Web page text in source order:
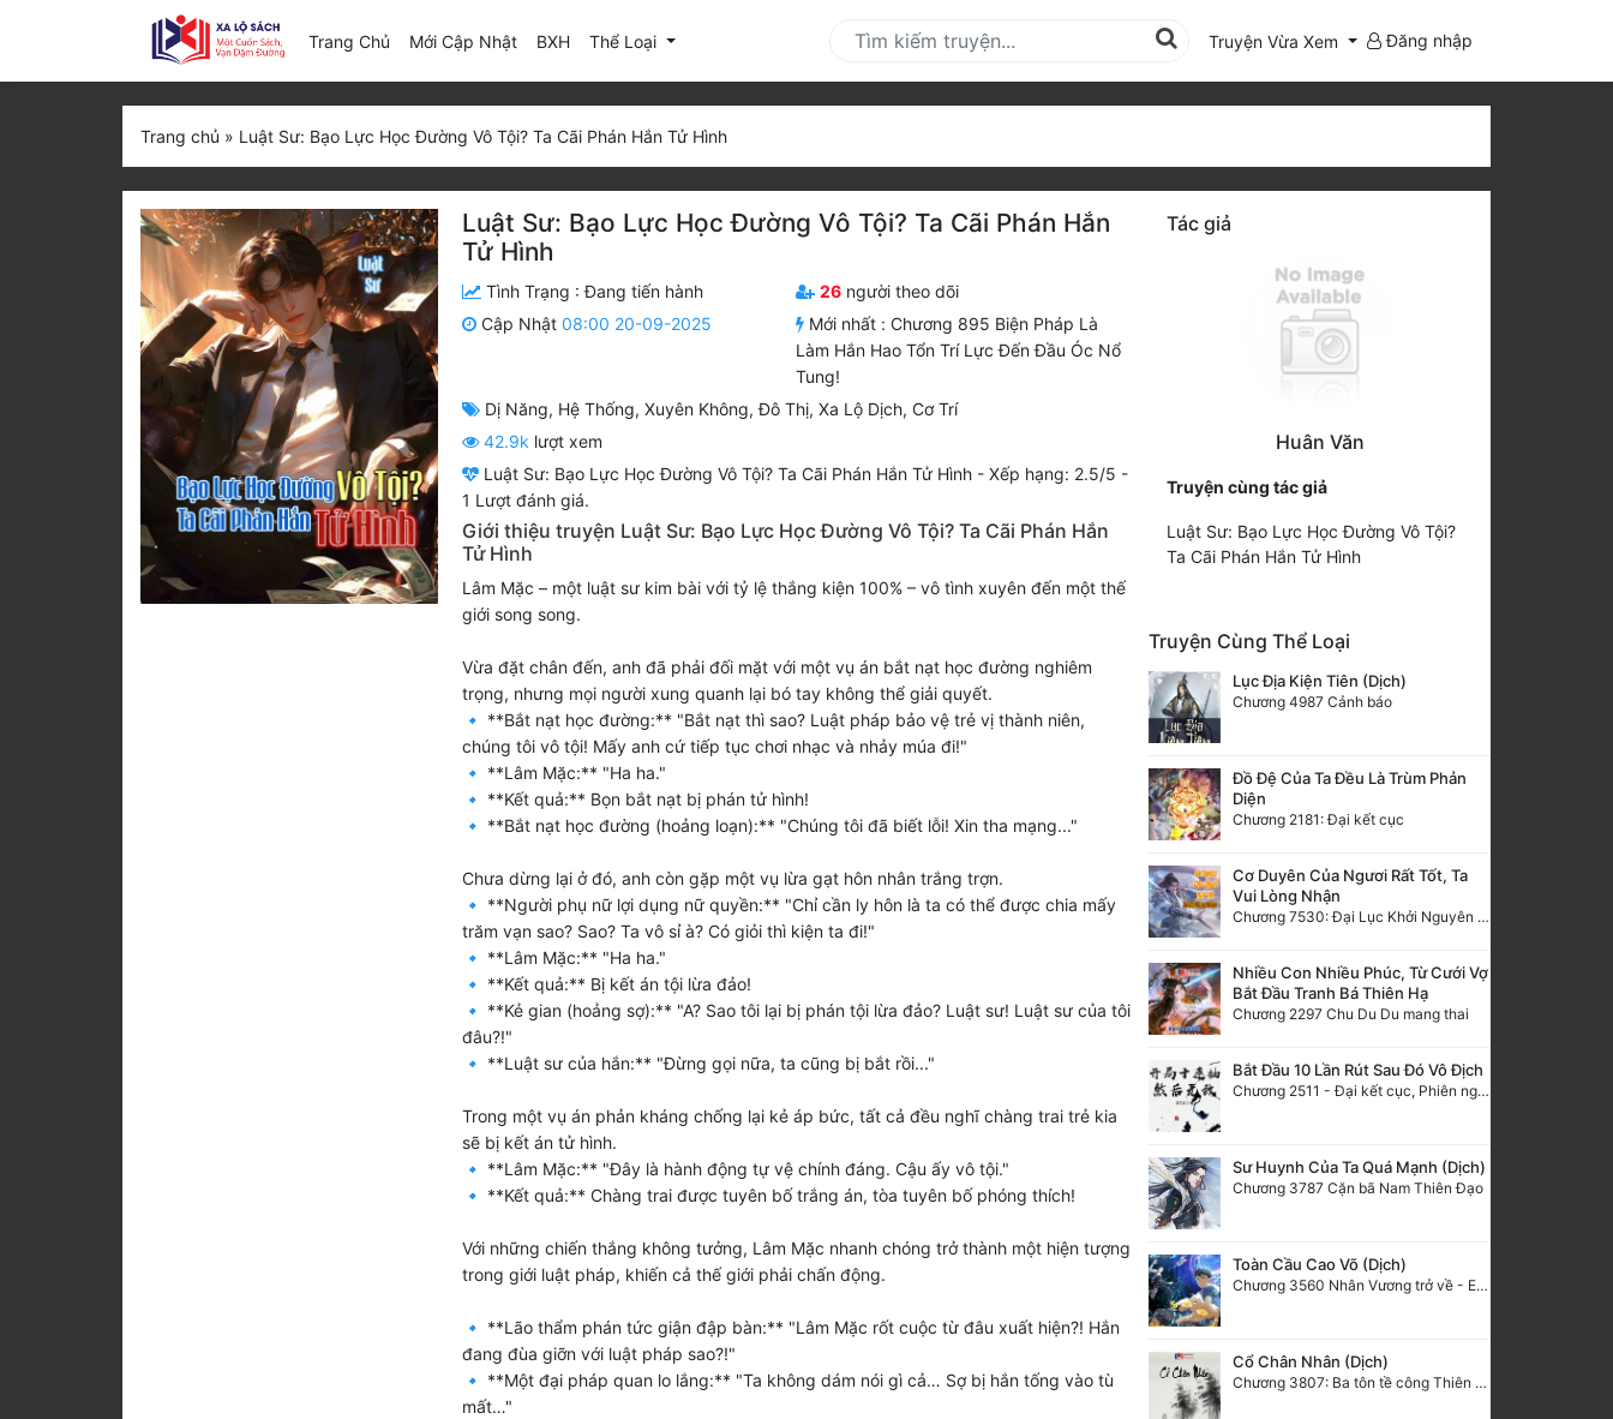
Trang Chủ Mới Cập Nhật(current)
BXH Thể Loại Truyện Vừa Xem Đăng nhập
Trang chủ » Luật Sư: Bạo Lực Học Đường Vô Tội? Ta Cãi Phán Hắn Tử Hình
Luật Sư: Bạo Lực Học Đường Vô Tội? Ta Cãi Phán Hắn
Tử Hình
Tình Trạng :Đang tiến hành 26 người theo dõi
Cập Nhật 08:00 20-09-2025 Mới nhất :Chương 895 Biện Pháp Là
Làm Hắn Hao Tổn Trí Lực Đến Đầu Óc Nổ
Tung!
Dị Năng, Hệ Thống, Xuyên Không,Đô Thị, Xa Lộ Dịch, Cơ Trí
42.9k lượt xem
Luật Sư: Bạo Lực Học Đường Vô Tội? Ta Cãi Phán Hắn Tử Hình - Xếp hạng: 2.5/5 -
1 Lượt đánh giá.
Giới thiệu truyện Luật Sư: Bạo Lực Học Đường Vô Tội? Ta Cãi Phán Hắn
Tử Hình
Lâm Mặc – một luật sư kim bài với tỷ lệ thắng kiện 100% – vô tình xuyên đến một thế
giới song song.
Vừa đặt chân đến, anh đã phải đối mặt với một vụ án bắt nạt học đường nghiêm
trọng, nhưng mọi người xung quanh lại bó tay không thể giải quyết.
🔹 **Bắt nạt học đường:** "Bắt nạt thì sao? Luật pháp bảo vệ trẻ vị thành niên,
chúng tôi vô tội! Mấy anh cứ tiếp tục chơi nhạc và nhảy múa đi!"
🔹 **Lâm Mặc:** "Ha ha."
🔹 **Kết quả:** Bọn bắt nạt bị phán tử hình!
🔹 **Bắt nạt học đường (hoảng loạn):** "Chúng tôi đã biết lỗi! Xin tha mạng..."
Chưa dừng lại ở đó, anh còn gặp một vụ lừa gạt hôn nhân trắng trợn.
🔹 **Người phụ nữ lợi dụng nữ quyền:** "Chỉ cần ly hôn là ta có thể được chia mấy
trăm vạn sao? Sao? Ta vô sỉ à? Có giỏi thì kiện ta đi!"
🔹 **Lâm Mặc:** "Ha ha."
🔹 **Kết quả:** Bị kết án tội lừa đảo!
🔹 **Kẻ gian (hoảng sợ):** "A? Sao tôi lại bị phán tội lừa đảo? Luật sư! Luật sư của tôi
đâu?!"
🔹 **Luật sư của hắn:** "Đừng gọi nữa, ta cũng bị bắt rồi..."
Trong một vụ án phản kháng chống lại kẻ áp bức, tất cả đều nghĩ chàng trai trẻ kia
sẽ bị kết án tử hình.
🔹 **Lâm Mặc:** "Đây là hành động tự vệ chính đáng. Cậu ấy vô tội."
🔹 **Kết quả:** Chàng trai được tuyên bố trắng án, tòa tuyên bố phóng thích!
Với những chiến thắng không tưởng, Lâm Mặc nhanh chóng trở thành một hiện tượng
trong giới luật pháp, khiến cả thế giới phải chấn động.
🔹 **Lão thẩm phán tức giận đập bàn:** "Lâm Mặc rốt cuộc từ đâu xuất hiện?! Hắn
đang đùa giỡn với luật pháp sao?!"
🔹 **Một đại pháp quan lo lắng:** "Ta không dám nói gì cả… Sợ bị hắn tống vào tù
mất…"
Tác giả
Huân Văn
Truyện cùng tác giả
Luật Sư: Bạo Lực Học Đường Vô Tội?
Ta Cãi Phán Hắn Tử Hình
Truyện Cùng Thể Loại
Lục Địa Kiện Tiên (Dịch)
Chương 4987 Cảnh báo
Đồ Đệ Của Ta Đều Là Trùm Phản
Diện
Chương 2181: Đại kết cục
Cơ Duyên Của Ngươi Rất Tốt, Ta
Vui Lòng Nhận
Chương 7530: Đại Lục Khởi Nguyên – Kiến Thành 71
Nhiều Con Nhiều Phúc, Từ Cưới Vợ
Bắt Đầu Tranh Bá Thiên Hạ
Chương 2297 Chu Du Du mang thai
Bắt Đầu 10 Lần Rút Sau Đó Vô Địch
Chương 2511 - Đại kết cục, Phiên ngoại thiên: Chư thiên quy nhất giới, vĩnh hằng thế giới. Hết!
Sư Huynh Của Ta Quá Mạnh (Dịch)
Chương 3787 Cặn bã Nam Thiên Đạo
Toàn Cầu Cao Võ (Dịch)
Chương 3560 Nhân Vương trở về - END
Cổ Chân Nhân (Dịch)
Chương 3807: Ba tôn tề công Thiên Đình (2)